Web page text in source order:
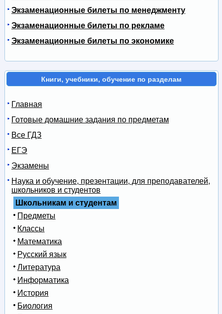
Экзаменационные билеты по менеджменту
Экзаменационные билеты по рекламе
Экзаменационные билеты по экономике
Книги, учебники, обучение по разделам
Главная
Готовые домашние задания по предметам
Все ГДЗ
ЕГЭ
Экзамены
Наука и обучение, презентации, для преподавателей,
школьников и студентов
Школьникам и студентам
Предметы
Классы
Математика
Русский язык
Литература
Информатика
История
Биология